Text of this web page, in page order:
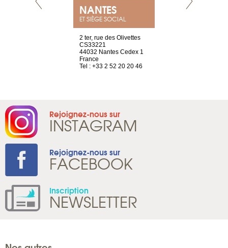
NANTES
ET SIÈGE SOCIAL
2 ter, rue des Olivettes
CS33221
44032 Nantes Cedex 1
France
Tel : +33 2 52 20 20 46
Rejoignez-nous sur
INSTAGRAM
Rejoignez-nous sur
FACEBOOK
Inscription
NEWSLETTER